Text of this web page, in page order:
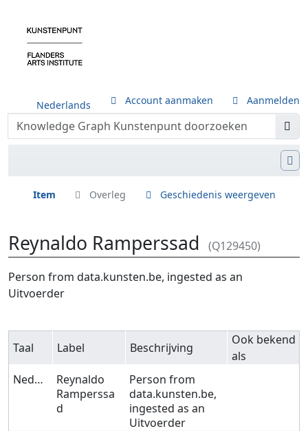
Nederlands Account aanmaken Aanmelden
Item Overleg Geschiedenis weergeven
Reynaldo Ramperssad (Q129450)
Ga naar:navigatie,zoeken
Person from data.kunsten.be, ingested as an
Uitvoerder
Taal Label Beschrijving
Ook bekend
als
Nederlands
Reynaldo
Ramperssa
d
Person from
data.kunsten.be,
ingested as an
Uitvoerder